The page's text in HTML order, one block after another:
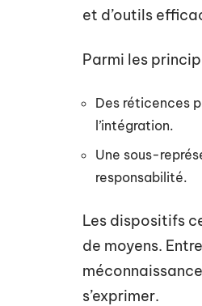
et d’outils
Parmi les
Des réticences
l’intégration.
Une sous-
responsabilité.
Les dispositifs
de moyens.
s’exprimer.